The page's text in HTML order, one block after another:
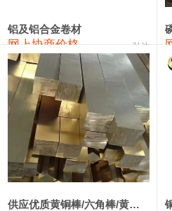
1#电解锰(99.7%袋装)
1#铬 60,000—82,000
553#硅 9,300—9,500
441#硅 9,600—9,800
3303#硅 10,300—10,500
2202#硅 14,100—14,300
金属硅3303#-2202# 10,400—14,200
铝及铝合金卷材
网上协商价格 弘达
供应优质黄铜棒/六角棒/黄铜方板